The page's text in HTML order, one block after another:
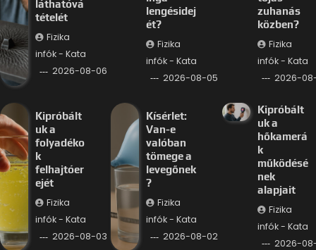
láthatóvá
tételét
Fizika
infók - Kata
2026-08-06
lengésidej
ét?
Fizika
infók - Kata
2026-08-05
zuhanás
közben?
Fizika
infók - Kata
2026-
Kipróbált
uk a
folyadéko
k
felhajtóer
ejét
Fizika
infók - Kata
2026-08-03
Kísérlet:
Van-e
valóban
tömege a
levegőnek
?
Fizika
infók - Kata
2026-08-02
Kipróbált
uk a
hőkamerá
k
működésé
nek
alapjait
Fizika
infók - Kata
2026-